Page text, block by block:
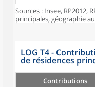
Sources : Insee, RP2012,
principales, géographie
LOG T4 -
de résidences
Contributions